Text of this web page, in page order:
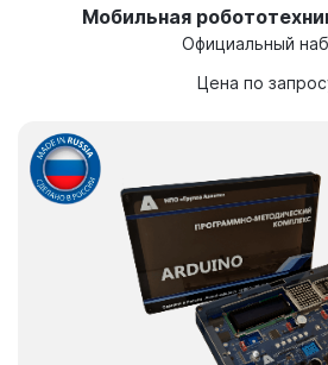
Мобильная
Официальный
Цена по